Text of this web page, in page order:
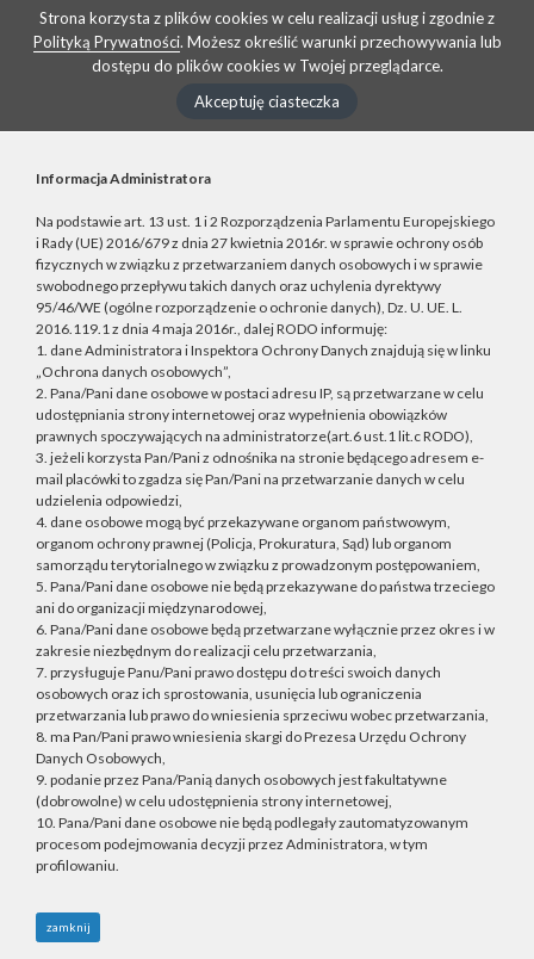
Strona korzysta z plików cookies w celu realizacji usług i zgodnie z
Polityką Prywatności. Możesz określić warunki przechowywania lub
dostępu do plików cookies w Twojej przeglądarce.
Akceptuję ciasteczka
Informacja Administratora
Na podstawie art. 13 ust. 1 i 2 Rozporządzenia Parlamentu Europejskiego
i Rady (UE) 2016/679 z dnia 27 kwietnia 2016r. w sprawie ochrony osób
fizycznych w związku z przetwarzaniem danych osobowych i w sprawie
swobodnego przepływu takich danych oraz uchylenia dyrektywy
95/46/WE (ogólne rozporządzenie o ochronie danych), Dz. U. UE. L.
2016.119.1 z dnia 4 maja 2016r., dalej RODO informuję:
1. dane Administratora i Inspektora Ochrony Danych znajdują się w linku
„Ochrona danych osobowych”,
2. Pana/Pani dane osobowe w postaci adresu IP, są przetwarzane w celu
udostępniania strony internetowej oraz wypełnienia obowiązków
prawnych spoczywających na administratorze(art.6 ust.1 lit.c RODO),
3. jeżeli korzysta Pan/Pani z odnośnika na stronie będącego adresem e-
mail placówki to zgadza się Pan/Pani na przetwarzanie danych w celu
udzielenia odpowiedzi,
4. dane osobowe mogą być przekazywane organom państwowym,
organom ochrony prawnej (Policja, Prokuratura, Sąd) lub organom
samorządu terytorialnego w związku z prowadzonym postępowaniem,
5. Pana/Pani dane osobowe nie będą przekazywane do państwa trzeciego
ani do organizacji międzynarodowej,
6. Pana/Pani dane osobowe będą przetwarzane wyłącznie przez okres i w
zakresie niezbędnym do realizacji celu przetwarzania,
7. przysługuje Panu/Pani prawo dostępu do treści swoich danych
osobowych oraz ich sprostowania, usunięcia lub ograniczenia
przetwarzania lub prawo do wniesienia sprzeciwu wobec przetwarzania,
8. ma Pan/Pani prawo wniesienia skargi do Prezesa Urzędu Ochrony
Danych Osobowych,
9. podanie przez Pana/Panią danych osobowych jest fakultatywne
(dobrowolne) w celu udostępnienia strony internetowej,
10. Pana/Pani dane osobowe nie będą podlegały zautomatyzowanym
procesom podejmowania decyzji przez Administratora, w tym
profilowaniu.
zamknij